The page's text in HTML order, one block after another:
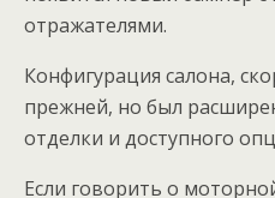
отражателями.
Конфигурация салона,
прежней, но был
отделки и доступного
Если говорить о